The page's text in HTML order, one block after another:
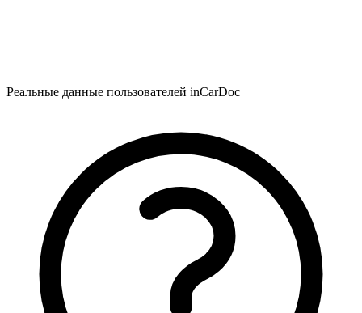
Реальные данные пользователей inCarDoc